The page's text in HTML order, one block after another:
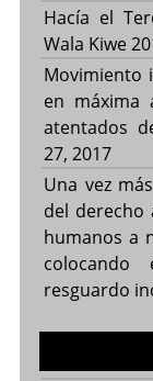
Hacía el
Wala Kiwe
Movimiento
en máxima
atentados
27, 2017
Una vez
del derecho
humanos a
resguardo